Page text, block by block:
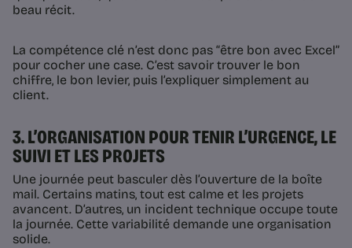
beau récit.
La compétence clé n’est donc pas “être bon avec Excel”
pour cocher une case. C’est savoir trouver le bon
chiffre, le bon levier, puis l’expliquer simplement au
client.
3. L’ORGANISATION POUR TENIR L’URGENCE, LE
SUIVI ET LES PROJETS
Une journée peut basculer dès l’ouverture de la boîte
mail. Certains matins, tout est calme et les projets
avancent. D’autres, un incident technique occupe toute
la journée. Cette variabilité demande une organisation
solide.